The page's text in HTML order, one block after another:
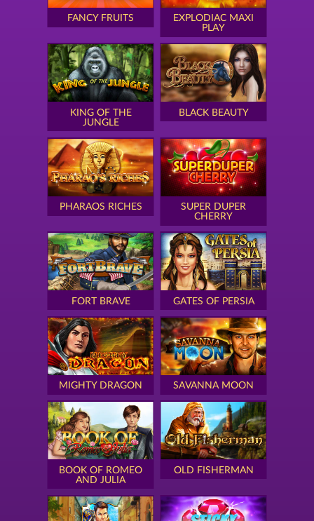
FANCY FRUITS
EXPLODIAC MAXI
PLAY
KING OF THE
JUNGLE
BLACK BEAUTY
PHARAOS RICHES
SUPER DUPER
CHERRY
FORT BRAVE GATES OF PERSIA
MIGHTY DRAGON SAVANNA MOON
BOOK OF ROMEO
AND JULIA
OLD FISHERMAN